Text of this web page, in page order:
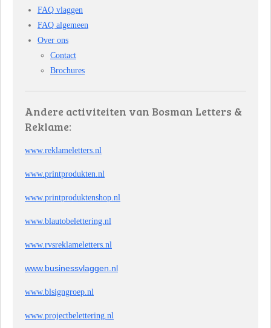
FAQ vlaggen
FAQ algemeen
Over ons
Contact
Brochures
Andere activiteiten van Bosman Letters &
Reklame:
www.reklameletters.nl
www.printprodukten.nl
www.printproduktenshop.nl
www.blautobelettering.nl
www.rvsreklameletters.nl
www.businessvlaggen.nl
www.blsigngroep.nl
www.projectbelettering.nl